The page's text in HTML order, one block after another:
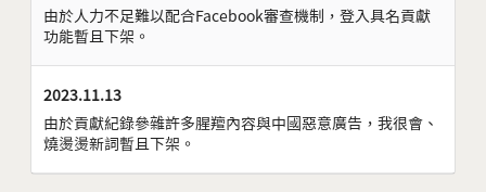
由於人力不足難以配合Facebook審查機制，登入具名貢獻
功能暫且下架。
2023.11.13
由於貢獻紀錄參雜許多腥羶內容與中國惡意廣告，我很會、
燒燙燙新詞暫且下架。